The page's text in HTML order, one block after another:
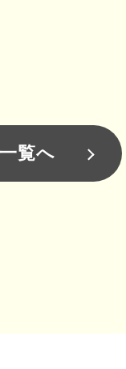
覧へ